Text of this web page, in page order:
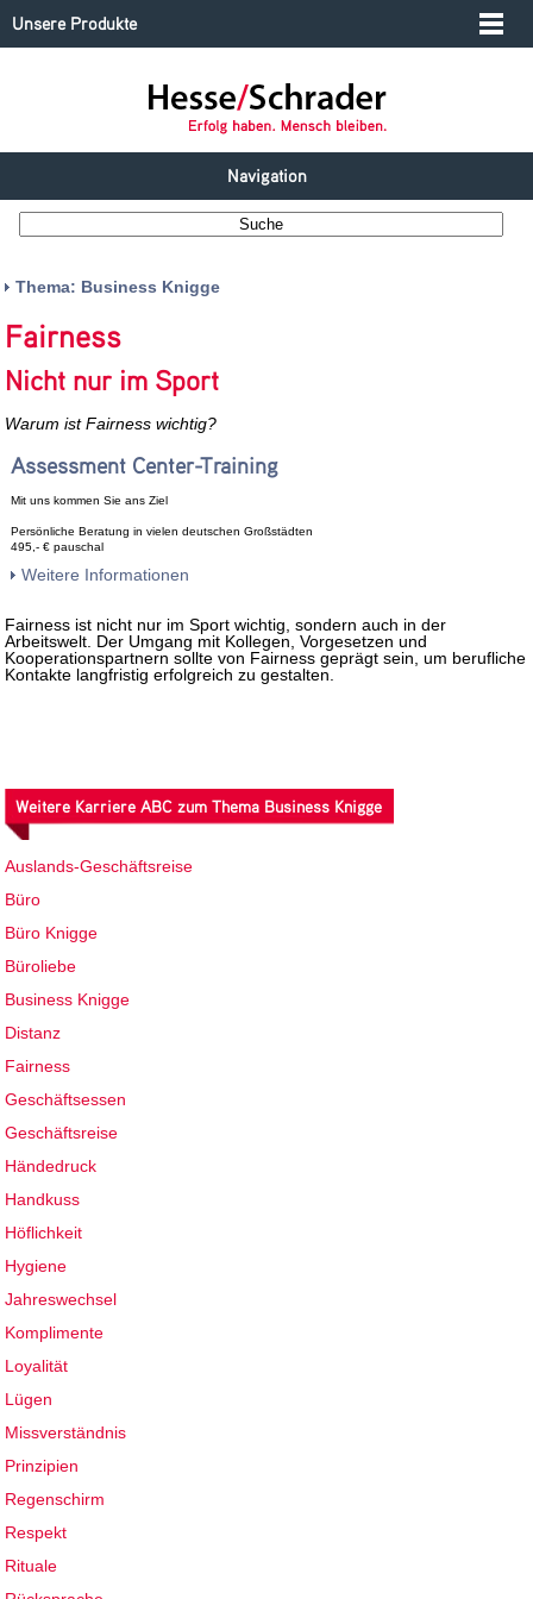
Unsere Produkte
Navigation
Thema: Business Knigge
Fairness
Nicht nur im Sport
Warum ist Fairness wichtig?
Assessment Center-Training
Mit uns kommen Sie ans Ziel
Persönliche Beratung in vielen deutschen Großstädten
495,- € pauschal
Weitere Informationen
Fairness ist nicht nur im Sport wichtig, sondern auch in der
Arbeitswelt. Der Umgang mit Kollegen, Vorgesetzen und
Kooperationspartnern sollte von Fairness geprägt sein, um berufliche
Kontakte langfristig erfolgreich zu gestalten.
Weitere Karriere ABC zum Thema Business Knigge
Auslands-Geschäftsreise
Büro
Büro Knigge
Büroliebe
Business Knigge
Distanz
Fairness
Geschäftsessen
Geschäftsreise
Händedruck
Handkuss
Höflichkeit
Hygiene
Jahreswechsel
Komplimente
Loyalität
Lügen
Missverständnis
Prinzipien
Regenschirm
Respekt
Rituale